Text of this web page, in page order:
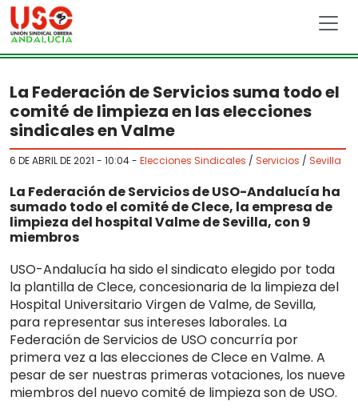
Skip to main content
La Federación de Servicios suma todo el
comité de limpieza en las elecciones
sindicales en Valme
6 DE ABRIL DE 2021 - 10:04- Elecciones Sindicales / Servicios / Sevilla
La Federación de Servicios de USO-Andalucía ha
sumado todo el comité de Clece, la empresa de
limpieza del hospital Valme de Sevilla, con 9
miembros
USO-Andalucía ha sido el sindicato elegido por toda
la plantilla de Clece, concesionaria de la limpieza del
Hospital Universitario Virgen de Valme, de Sevilla,
para representar sus intereses laborales. La
Federación de Servicios de USO concurría por
primera vez a las elecciones de Clece en Valme. A
pesar de ser nuestras primeras votaciones, los nueve
miembros del nuevo comité de limpieza son de USO.